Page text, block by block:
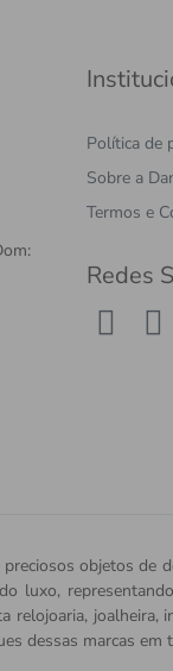
Política de
Sobre a
Termos e
Redes
objetos de
luxo,
relojoaria, joalheira,
dessas marcas em